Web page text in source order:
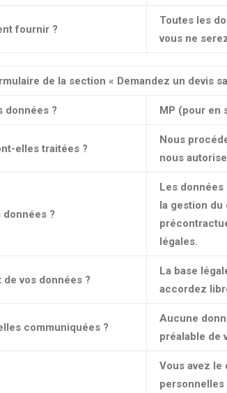
fournir ?
Toutes les
vous ne
de la section « Demandez un devis
données ? MP (pour en
elles traitées ?
Nous
nous
?
Les
la gestion du
légales.
vos données ?
La base
accordez
communiquées ?
Aucune
préalable de
Vous avez le
personnelles